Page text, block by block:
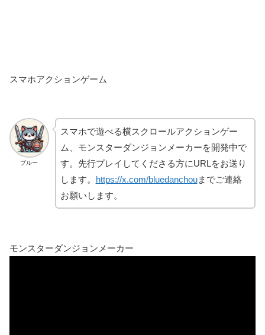
スマホアクションゲーム
ブルー
スマホで遊べる横スクロールアクションゲー
ム、モンスターダンジョンメーカーを開発中で
す。先行プレイしてくださる方にURLをお送り
します。 https://x.com/bluedanchouまでご連絡
お願いします。
モンスターダンジョンメーカー